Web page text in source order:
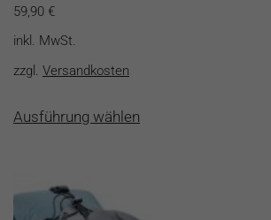
59,90 €
inkl. MwSt.
zzgl. Versandkosten
Ausführung wählenProdukt